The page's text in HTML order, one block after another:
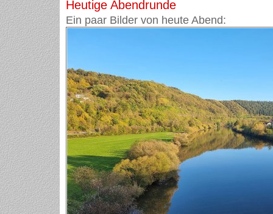
Heutige Abendrunde
Ein paar Bilder von heute Abend: